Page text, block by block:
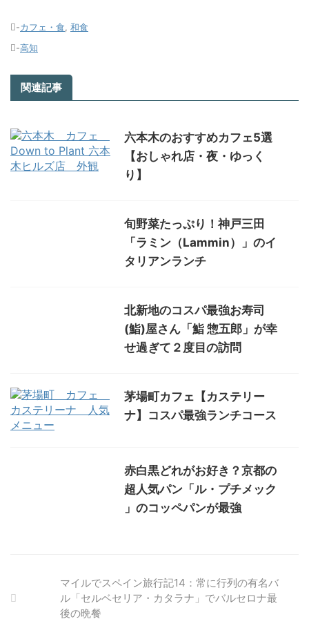
-カフェ・食 和食
-高知
関連記事
六本木のおすすめカフェ5選
【おしゃれ店・夜・ゆっく
り】
旬野菜たっぷり！神戸三田
「ラミン（Lammin）」のイ
タリアンランチ
北新地のコスパ最強お寿司
(鮨)屋さん「鮨 惣五郎」が幸
せ過ぎて２度目の訪問
茅場町カフェ【カステリー
ナ】コスパ最強ランチコース
赤白黒どれがお好き？京都の
超人気パン「ル・プチメック
」のコッペパンが最強
マイルでスペイン旅行記14：常に行列の有名バ
ル「セルベセリア・カタラナ」でバルセロナ最
後の晩餐